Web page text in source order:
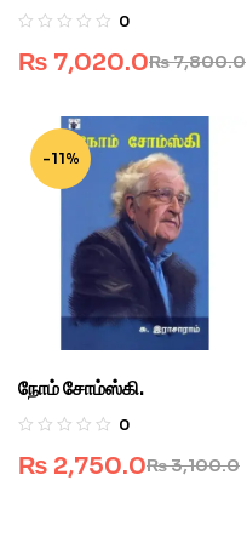
பேசுவது!! 0
₨7,800.0
₨ 7,020.0
-11%
நோம் சோம்ஸ்கி.
0
₨3,100.0
₨ 2,750.0